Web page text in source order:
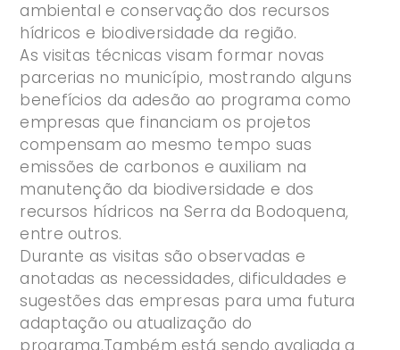
ambiental e conservação dos recursos
hídricos e biodiversidade da região.
As visitas técnicas visam formar novas
parcerias no município, mostrando alguns
benefícios da adesão ao programa como
empresas que financiam os projetos
compensam ao mesmo tempo suas
emissões de carbonos e auxiliam na
manutenção da biodiversidade e dos
recursos hídricos na Serra da Bodoquena,
entre outros.
Durante as visitas são observadas e
anotadas as necessidades, dificuldades e
sugestões das empresas para uma futura
adaptação ou atualização do
programa.Também está sendo avaliada a